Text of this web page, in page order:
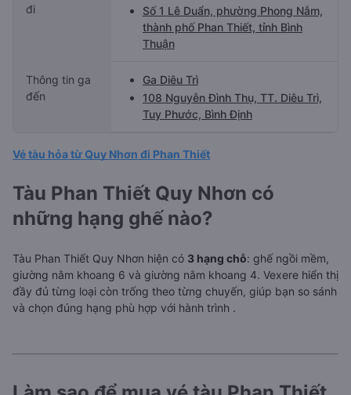
đi
Số 1 Lê Duẩn, phường Phong Nẫm,
thành phố Phan Thiết, tỉnh Bình
Thuận
Thông tin ga
đến
Ga Diêu Trì
108 Nguyễn Đình Thụ, TT. Diêu Trì,
Tuy Phước, Bình Định
Vé tàu hỏa từ Quy Nhơn đi Phan Thiết
Tàu Phan Thiết Quy Nhơn có
những hạng ghế nào?
Tàu Phan Thiết Quy Nhơn hiện có 3 hạng chỗ: ghế ngồi mềm,
giường nằm khoang 6 và giường nằm khoang 4. Vexere hiển thị
đầy đủ từng loại còn trống theo từng chuyến, giúp bạn so sánh
và chọn đúng hạng phù hợp với hành trình .